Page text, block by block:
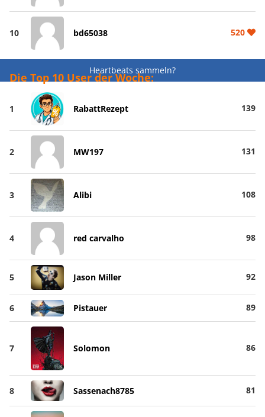
10 bd65038 520
Heartbeats sammeln?
Die Top 10 User der Woche:
1 RabattRezept 139
2 MW197 131
3 Alibi 108
4 red carvalho 98
5 Jason Miller 92
6 Pistauer 89
7 Solomon 86
8 Sassenach8785 81